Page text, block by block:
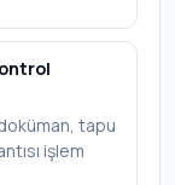
tapu
işlem